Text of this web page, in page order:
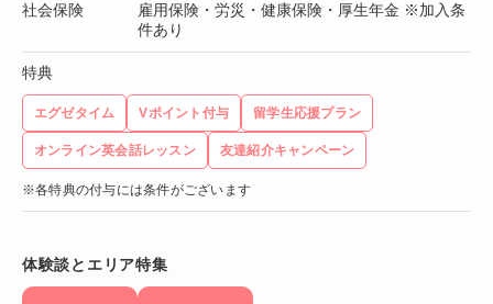
社会保険
雇用保険・労災・健康保険・厚生年金 ※加入条
件あり
特典
エグゼタイム Vポイント付与 留学生応援プラン
オンライン英会話レッスン 友達紹介キャンペーン
※各特典の付与には条件がございます
体験談とエリア特集